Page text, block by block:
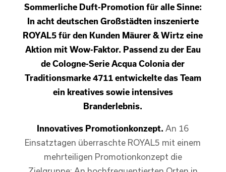
Sommerliche Duft-Promotion für alle Sinne:
In acht deutschen Großstädten inszenierte
ROYAL5 für den Kunden Mäurer & Wirtz eine
Aktion mit Wow-Faktor. Passend zu der Eau
de Cologne-Serie Acqua Colonia der
Traditionsmarke 4711 entwickelte das Team
ein kreatives sowie intensives
Branderlebnis.
Innovatives Promotionkonzept.An 16
Einsatztagen überraschte ROYAL5 mit einem
mehrteiligen Promotionkonzept die